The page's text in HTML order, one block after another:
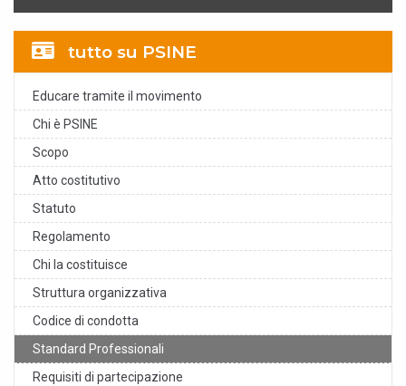
e
r
n
a
ti
v
e
:
tutto su PSINE
Educare tramite il movimento
Chi è PSINE
Scopo
Atto costitutivo
Statuto
Regolamento
Chi la costituisce
Struttura organizzativa
Codice di condotta
Standard Professionali
Requisiti di partecipazione